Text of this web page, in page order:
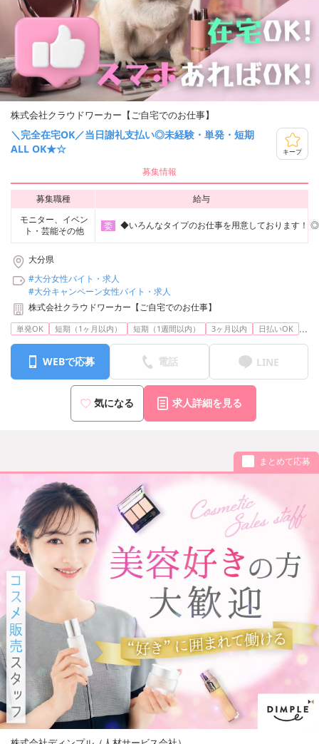
株式会社クラウドワーカー【ご自宅でのお仕事】
＼完全在宅OK／当日謝礼支払い◎未経験・単発・短期
ALL OK★☆
キープ
募集情報
募集職種
給与
モニター、イベン
ト・芸能その他
委 ◆いろんなタイプのお仕事を用意しております！
大分県
#大分女性バイト・求人
#大分キャンペーン女性バイト・求人
株式会社クラウドワーカー【ご自宅でのお仕事】
単発OK 短期（1ヶ月以内） 短期（1週間以内） 3ヶ月以内 日払いOK ...
WEBで応募 電話 LINE
気になる 求人詳細を見る
まとめて応募